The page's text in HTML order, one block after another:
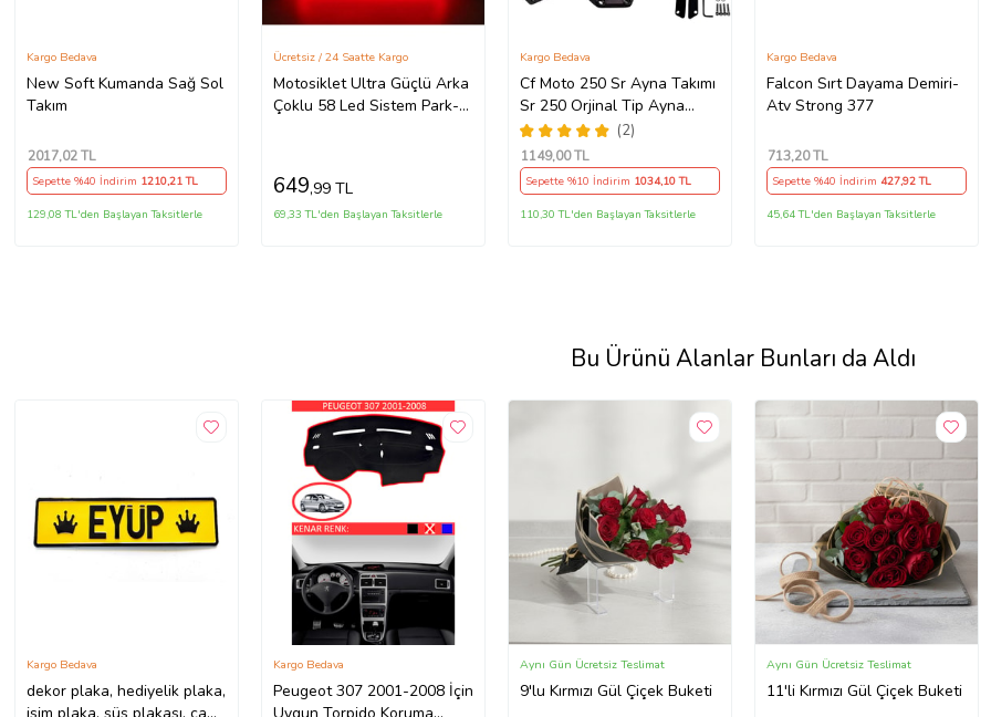
New Soft Kumanda Sağ Sol
Takım
Kargo Bedava
2017,02 TL
Sepette %40 İndirim 1210,21 TL
129,08 TL'den Başlayan Taksitlerle
Motosiklet Ultra Güçlü Arka
Çoklu 58 Led Sistem Park-
Ücretsiz / 24 Saatte Kargo
649,99 TL
69,33 TL'den Başlayan Taksitlerle
Cf Moto 250 Sr Ayna Takımı
Sr 250 Orjinal Tip Ayna
Takımı Kaliteli_Supermoto
(Siyah)
(2)
Kargo Bedava
1149,00 TL
Sepette %10 İndirim 1034,10 TL
110,30 TL'den Başlayan Taksitlerle
Falcon Sırt Dayama Demiri-
Atv Strong 377
Kargo Bedava
713,20 TL
Sepette %40 İndirim 427,92 TL
45,64 TL'den Başlayan Taksitlerle
Bu Ürünü Alanlar Bunları da Aldı
dekor plaka, hediyelik plaka,
Kargo Bedava
Peugeot 307 2001-2008 İçin
Kargo Bedava
9'lu Kırmızı Gül Çiçek Buketi
Aynı Gün Ücretsiz Teslimat
11'li Kırmızı Gül Çiçek Buketi
Aynı Gün Ücretsiz Teslimat